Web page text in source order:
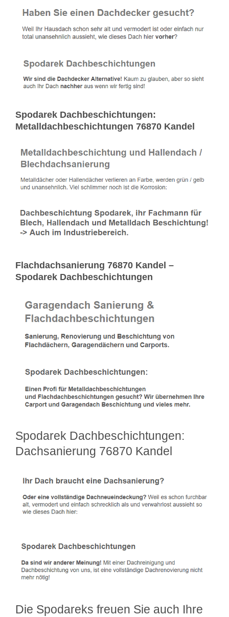
Spodarek Dachbeschichtungen:
Metalldachbeschichtungen 76870 Kandel
Flachdachsanierung 76870 Kandel –
Spodarek Dachbeschichtungen
Spodarek Dachbeschichtungen:
Dachsanierung 76870 Kandel
Die Spodareks freuen Sie auch Ihre